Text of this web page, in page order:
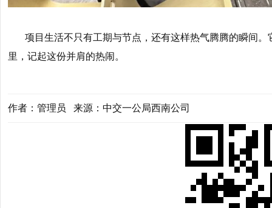
项目生活不只有工期与节点，还有这样热气腾腾的瞬间
里，记起这份并肩的热闹。
作者：管理员 来源：中交一公局西南公司